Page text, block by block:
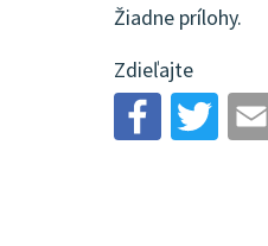
Žiadne prílohy.
Zdieľajte